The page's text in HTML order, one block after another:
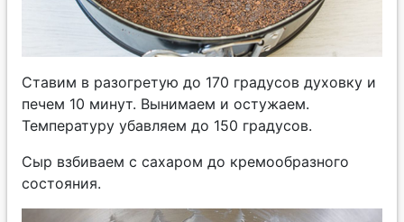
Ставим в разогретую до 170 градусов духовку и
печем 10 минут. Вынимаем и остужаем.
Температуру убавляем до 150 градусов.
Сыр взбиваем с сахаром до кремообразного
состояния.